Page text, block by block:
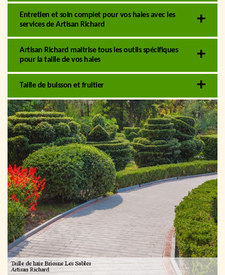
Entretien et soin complet pour vos haies avec les
services de Artisan Richard
Artisan Richard maitrise tous les outils spécifiques
pour la taille de vos haies
Taille de buisson et fruitier